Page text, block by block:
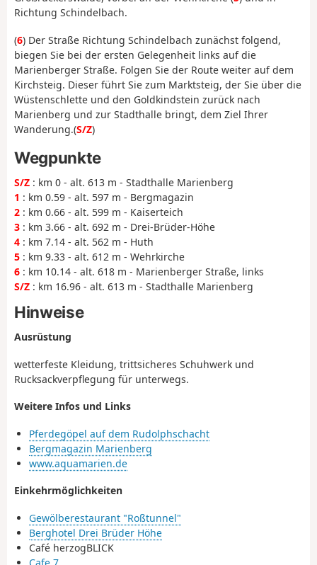
Richtung Schindelbach.
(6) Der Straße Richtung Schindelbach zunächst folgend,
biegen Sie bei der ersten Gelegenheit links auf die
Marienberger Straße. Folgen Sie der Route weiter auf dem
Kirchsteig. Dieser führt Sie zum Marktsteig, der Sie über die
Wüstenschlette und den Goldkindstein zurück nach
Marienberg und zur Stadthalle bringt, dem Ziel Ihrer
Wanderung.(S/Z)
Wegpunkte
S/Z : km 0 - alt. 613 m - Stadthalle Marienberg
1 : km 0.59 - alt. 597 m - Bergmagazin
2 : km 0.66 - alt. 599 m - Kaiserteich
3 : km 3.66 - alt. 692 m - Drei-Brüder-Höhe
4 : km 7.14 - alt. 562 m - Huth
5 : km 9.33 - alt. 612 m - Wehrkirche
6 : km 10.14 - alt. 618 m - Marienberger Straße, links
S/Z : km 16.96 - alt. 613 m - Stadthalle Marienberg
Hinweise
Ausrüstung
wetterfeste Kleidung, trittsicheres Schuhwerk und
Rucksackverpflegung für unterwegs.
Weitere Infos und Links
Pferdegöpel auf dem Rudolphschacht
Bergmagazin Marienberg
www.aquamarien.de
Einkehrmöglichkeiten
Gewölberestaurant "Roßtunnel"
Berghotel Drei Brüder Höhe
Café herzogBLICK